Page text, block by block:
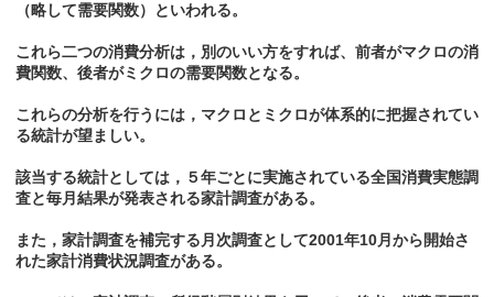
（略して需要関数）といわれる。
これら二つの消費分析は，別のいい方をすれば、前者がマクロの消
費関数、後者がミクロの需要関数となる。
これらの分析を行うには，マクロとミクロが体系的に把握されてい
る統計が望ましい。
該当する統計としては，５年ごとに実施されている全国消費実態調
査と毎月結果が発表される家計調査がある。
また，家計調査を補完する月次調査として2001年10月から開始さ
れた家計消費状況調査がある。